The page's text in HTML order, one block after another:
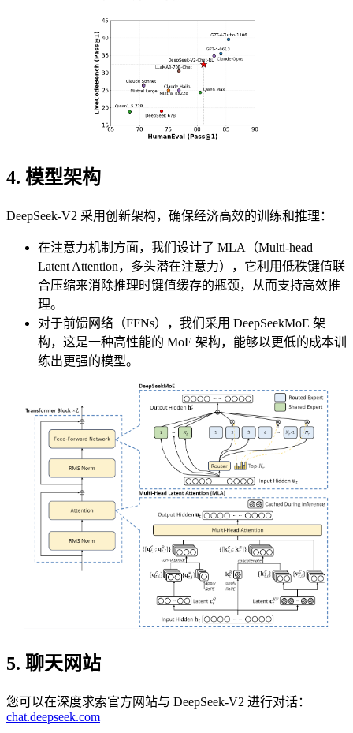
4. 模型架构
DeepSeek-V2 采用创新架构，确保经济高效的训练和推理：
在注意力机制方面，我们设计了 MLA（Multi-head
Latent Attention，多头潜在注意力），它利用低秩键值联
合压缩来消除推理时键值缓存的瓶颈，从而支持高效推
理。
对于前馈网络（FFNs），我们采用 DeepSeekMoE 架
构，这是一种高性能的 MoE 架构，能够以更低的成本训
练出更强的模型。
5. 聊天网站
您可以在深度求索官方网站与 DeepSeek-V2 进行对话：
chat.deepseek.com